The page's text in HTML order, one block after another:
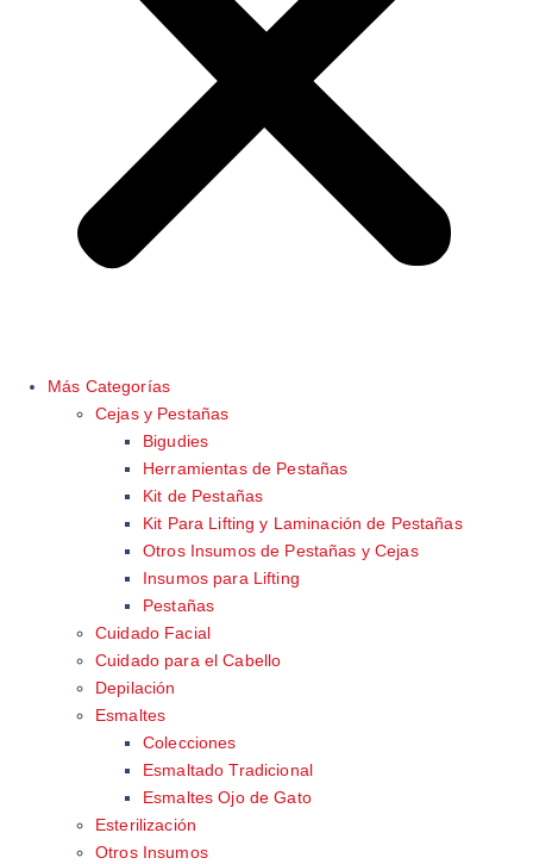
Más Categorías
Cejas y Pestañas
Bigudies
Herramientas de Pestañas
Kit de Pestañas
Kit Para Lifting y Laminación de Pestañas
Otros Insumos de Pestañas y Cejas
Insumos para Lifting
Pestañas
Cuidado Facial
Cuidado para el Cabello
Depilación
Esmaltes
Colecciones
Esmaltado Tradicional
Esmaltes Ojo de Gato
Esterilización
Otros Insumos